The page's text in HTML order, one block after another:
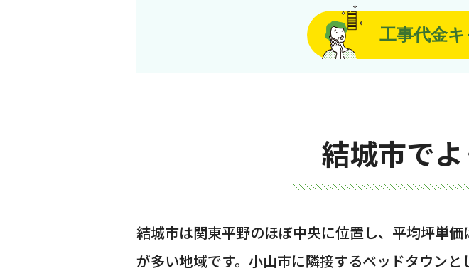
工事代金
結城市で
結城市は関東平野のほぼ中央に位置し、平均坪単
が多い地域です。小山市に隣接するベッドタウン